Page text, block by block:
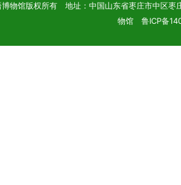
物馆版权所有 地址：中国山东省枣庄市中区
物馆 鲁ICP备